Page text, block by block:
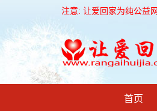
注意: 让爱回家为纯公益
首页